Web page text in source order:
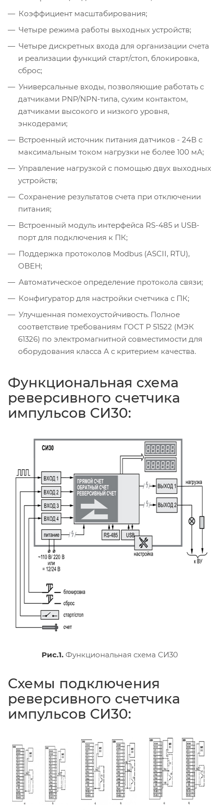
Коэффициент масштабирования;
Четыре режима работы выходных устройств;
Четыре дискретных входа для организации счета
и реализации функций старт/стоп, блокировка,
сброс;
Универсальные входы, позволяющие работать с
датчиками PNP/NPN-типа, сухим контактом,
датчиками высокого и низкого уровня,
энкодерами;
Встроенный источник питания датчиков - 24В с
максимальным током нагрузки не более 100 мА;
Управление нагрузкой с помощью двух выходных
устройств;
Сохранение результатов счета при отключении
питания;
Встроенный модуль интерфейса RS-485 и USB-
порт для подключения к ПК;
Поддержка протоколов Modbus (ASCII, RTU),
ОВЕН;
Автоматическое определение протокола связи;
Конфигуратор для настройки счетчика с ПК;
Улучшенная помехоустойчивость. Полное
соответствие требованиям ГОСТ Р 51522 (МЭК
61326) по электромагнитной совместимости для
оборудования класса А с критерием качества.
Функциональная схема
реверсивного счетчика
импульсов СИ30:
Рис.1. Функциональная схема СИ30
Схемы подключения
реверсивного счетчика
импульсов СИ30: